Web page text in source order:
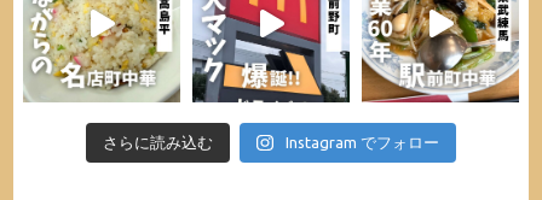
さらに読み込む Instagram でフォロー